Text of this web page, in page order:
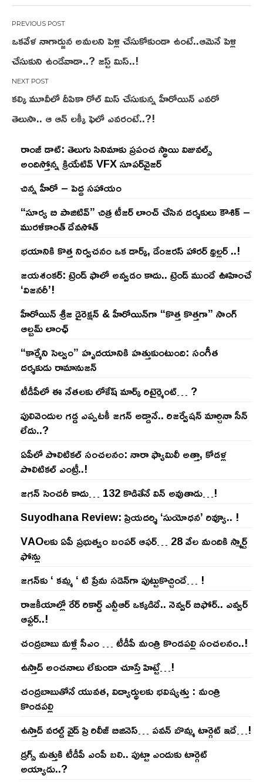
Post
navigation
ఒకవేళ నాగార్జున అమలని పెళ్లి చేసుకోకుండా ఉంటే..ఆమెనే పెళ్లి
చేసుకుని ఉండేవాడా..? జస్ట్ మిస్..!
కల్కి మూవీలో దీపికా రోల్ మిస్ చేసుకున్న హీరోయిన్ ఎవరో
తెలుసా.. ఆ ఆన్ లక్కీ ఫెలో ఎవరంటే..?!
రాంజీ డాట్: తెలుగు సినిమాకు ప్రపంచ స్థాయి విజువల్స్
అందిస్తోన్న క్రియేటివ్ VFX సూపర్‌వైజర్
చిన్న హీరో – పెద్ద సహాయం
“సూర్య బి పాజిటివ్” చిత్ర టీజర్ లాంచ్ చేసిన‌ దర్శకులు కౌశిక్ –
మురళీకాంత్ దేవసోత్
భయానికి కొత్త నిర్వచనం ఒక డార్క్, డేంజరస్ హారర్ థ్రిల్లర్ ..!
జయశంకర్: ట్రెండ్‌ ఫాలో అవ్వడం కాదు.. ట్రెండ్‌ ముందే ఊహించే
‘విజనరీ’!
హీరోయిన్ శ్రీజ డైరెక్ష‌న్ & హీరోయిన్‌గా “కొత్త కొత్తగా” సాంగ్
ఆల్బమ్ లాంఛ్
“కార్మేని సెల్వం” హృదయానికి హత్తుకుంటుంది: సంగీత
దర్శకుడు రామానుజన్
టీడీపీలో ఈ నేత‌ల‌కు లోకేష్ మార్క్ రిటైర్మెంట్‌… ?
పులివెందుల గ‌డ్డ ఎప్ప‌ట‌కీ జ‌గ‌న్ అడ్డానే.. రిజ‌ర్వేష‌న్ మార్చినా సీన్
లేదు..?
ఏపీలో పొలిటిక‌ల్ సంచ‌ల‌నం: నారా ఫ్యామిలీ అత్తా, కోడ‌ళ్ల
పొలిటికల్ ఎంట్రీ..!
జ‌గ‌న్ సెంచ‌రీ కాదు… 132 కొడితేనే విన్ అవుతాడు…!
Suyodhana Review: ప్రియదర్శి ‘సుయోధన’ రివ్యూ.. !
VAOల‌కు ఏపీ ప్ర‌భుత్వం బంప‌ర్ ఆఫ‌ర్‌… 28 వేల మందికి స్మార్ట్
ఫోన్లు
జ‌గ‌న్‌కు ‘ క‌మ్మ ‘ టి ప్రేమ స‌డెన్‌గా పుట్టుకొచ్చిందే… !
రాజ‌కీయాల్లో రేర్ రికార్డ్ ఎన్టీఆర్ ఒక్క‌డిదే.. నెవ్వ‌ర్ బిఫోర్‌.. ఎవ్వ‌ర్
ఆఫ్ట‌ర్‌..!
చంద్ర‌బాబు మ‌ళ్లీ సీఎం … టీడీపీ మంత్రి కొండ‌ప‌ల్లి సంచ‌ల‌నం..!
ఉస్తాద్ అంచ‌నాలు లేకుండా చూస్తే హిట్టే…!
చంద్ర‌బాబుతోనే యువ‌త‌, విద్యార్థుల‌కు భ‌విష్య‌త్తు : మంత్రి
కొండ‌ప‌ల్లి
ఉస్తాద్ వ‌ర‌ల్డ్ వైడ్ ప్రి రిలీజ్ బిజినెస్‌… ప‌వ‌న్ బొమ్మ టార్గెట్ ఇదే…!
డ్రగ్స్ మత్తుకి టీడీపీ ఎంపీ బలి.. పుట్టా ఎందుకు టార్గెట్
అయ్యాడు..?